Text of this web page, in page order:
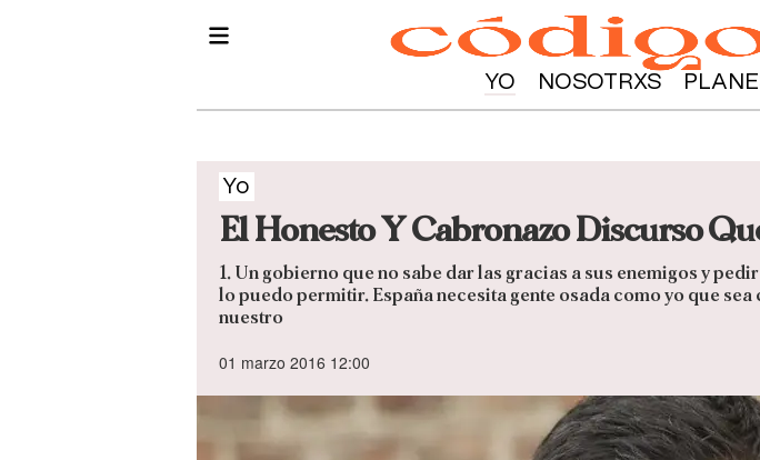
YO NOSOTRXS
Yo
El Honesto Y Cabronazo Discurso
1. Un gobierno que no sabe dar las gracias a sus enemigos y
lo puedo permitir. España necesita gente osada como yo que
nuestro
01 marzo 2016 12:00